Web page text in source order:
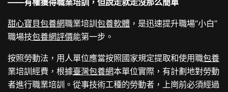
甜心寶貝包養網職業培訓包養軟體 ，是迅速提升職場“小白”
職場技包養網評價能第一步。
按照勞動法，用人單位應當按照國家規定提取和使用職包養
業培訓經費，根據臺灣包養網本單位實際，有計劃地對勞動
者進行職業培訓。從事技術工種的勞動者，上崗前必須經過